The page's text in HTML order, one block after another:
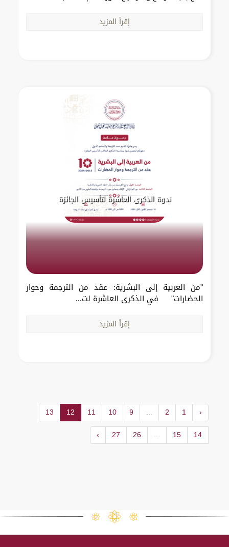
إقرأ المزيد
ندوة الذكرى العاشرة لتأسيس الجائزة
"من العربية إلى البشرية: عقد من الترجمة وحوار
الحضارات" في الذكرى العاشرة لت...
إقرأ المزيد
‹
1
2
...
9
10
11
12
13
14
15
...
26
27
›